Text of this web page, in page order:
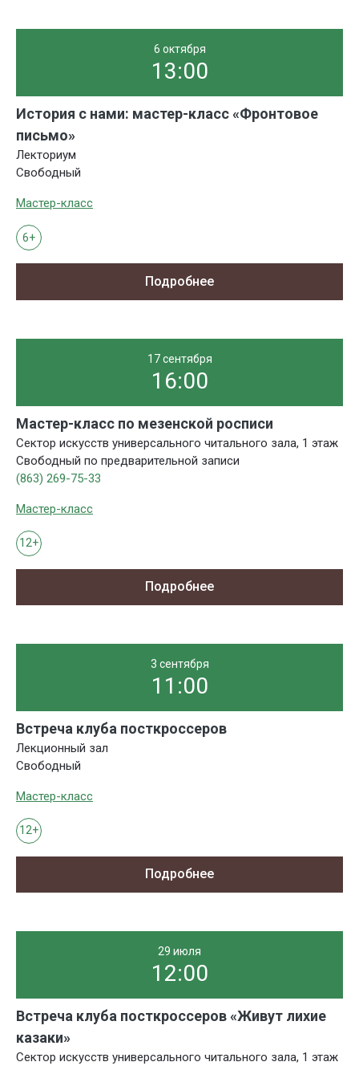
6 октября
13:00
История с нами: мастер-класс «Фронтовое
письмо»
Лекториум
Свободный
Мастер-класс
6+
Подробнее
17 сентября
16:00
Мастер-класс по мезенской росписи
Сектор искусств универсального читального зала, 1 этаж
Свободный по предварительной записи
(863) 269-75-33
Мастер-класс
12+
Подробнее
3 сентября
11:00
Встреча клуба посткроссеров
Лекционный зал
Свободный
Мастер-класс
12+
Подробнее
29 июля
12:00
Встреча клуба посткроссеров «Живут лихие
казаки»
Сектор искусств универсального читального зала, 1 этаж